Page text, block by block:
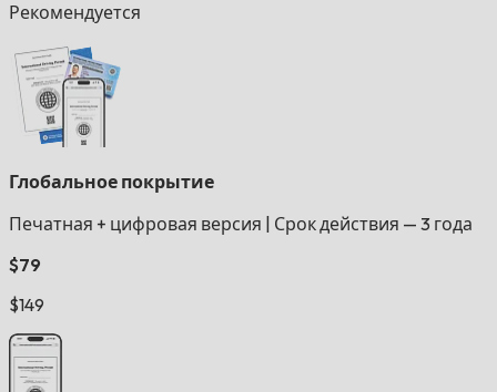
Рекомендуется
Глобальное покрытие
Печатная + цифровая версия
Срок действия — 3 года
$79
$149